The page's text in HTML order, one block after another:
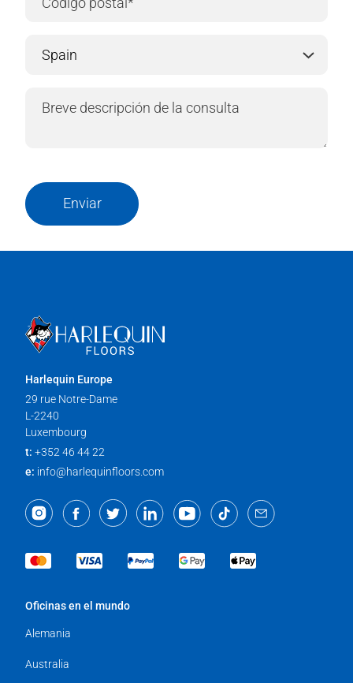
Enviar
Harlequin Europe
29 rue Notre-Dame
L-2240
Luxembourg
t: +352 46 44 22
e: info@harlequinfloors.com
Oficinas en el mundo
Alemania
Australia